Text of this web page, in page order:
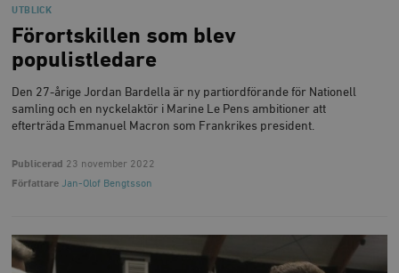
UTBLICK
Förortskillen som blev
populistledare
Den 27-årige Jordan Bardella är ny partiordförande för Nationell
samling och en nyckelaktör i Marine Le Pens ambitioner att
efterträda Emmanuel Macron som Frankrikes president.
Publicerad 23 november 2022
Författare Jan-Olof Bengtsson